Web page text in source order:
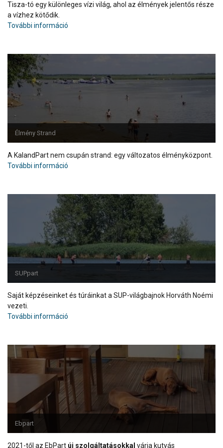
Tisza-tó egy különleges vízi világ, ahol az élmények jelentős része
a vízhez kötődik.
További információ
Élmény Strand
A KalandPart nem csupán strand: egy változatos élményközpont.
További információ
SUPpart
Saját képzéseinket és túráinkat a SUP-világbajnok Horváth Noémi
vezeti.
További információ
Ebpart
2021-től az EbPart új szolgáltatásokkal várja kutyás